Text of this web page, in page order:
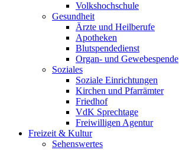
Volkshochschule
Gesundheit
Ärzte und Heilberufe
Apotheken
Blutspendedienst
Organ- und Gewebespende
Soziales
Soziale Einrichtungen
Kirchen und Pfarrämter
Friedhof
VdK Sprechtage
Freiwilligen Agentur
Freizeit & Kultur
Sehenswertes